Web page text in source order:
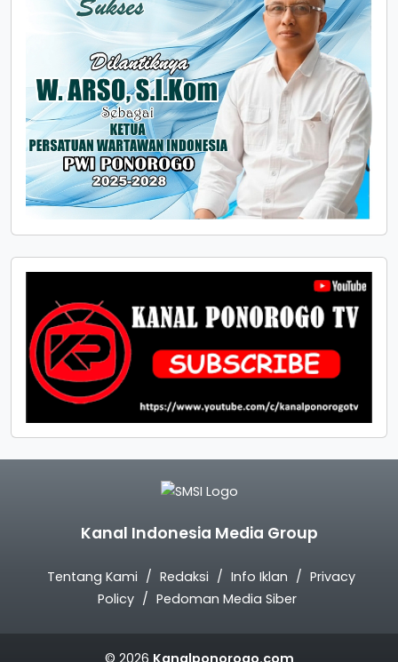
Kanal Indonesia Media Group
Tentang Kami Redaksi Info Iklan
Privacy
Policy
Pedoman Media Siber